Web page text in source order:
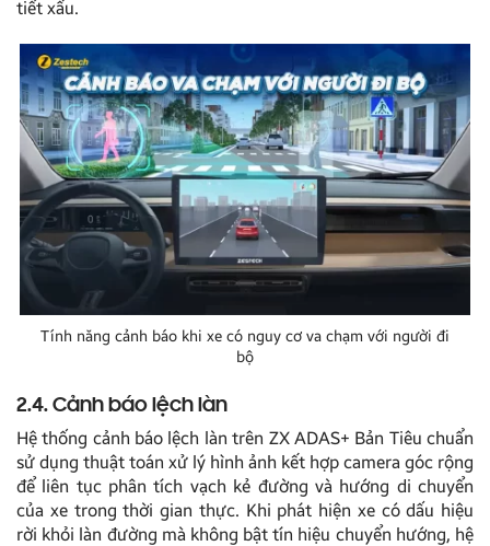
tiết xấu.
Tính năng cảnh báo khi xe có nguy cơ va chạm với người đi
bộ
2.4. Cảnh báo lệch làn
Hệ thống cảnh báo lệch làn trên ZX ADAS+ Bản Tiêu chuẩn
sử dụng thuật toán xử lý hình ảnh kết hợp camera góc rộng
để liên tục phân tích vạch kẻ đường và hướng di chuyển
của xe trong thời gian thực. Khi phát hiện xe có dấu hiệu
rời khỏi làn đường mà không bật tín hiệu chuyển hướng, hệ